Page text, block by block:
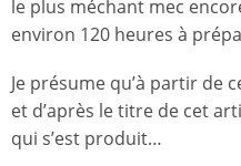
le plus méchant mec
environ 120 heures à
Je présume qu’à partir de
et d’après le titre de cet
qui s’est produit…